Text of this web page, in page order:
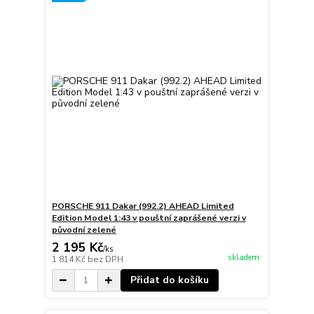
PORSCHE 911 Dakar (992.2) AHEAD Limited
Edition Model 1:43 v pouštní zaprášené verzi v
původní zelené
2 195 Kč/ks
1 814 Kč bez DPH skladem
Přidat do košíku